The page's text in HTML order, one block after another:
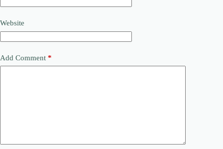
Website
Add Comment *